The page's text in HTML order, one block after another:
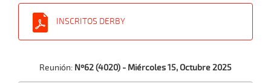
INSCRITOS DERBY
Reunión: Nº62 (4020) - Miércoles 15, Octubre 2025